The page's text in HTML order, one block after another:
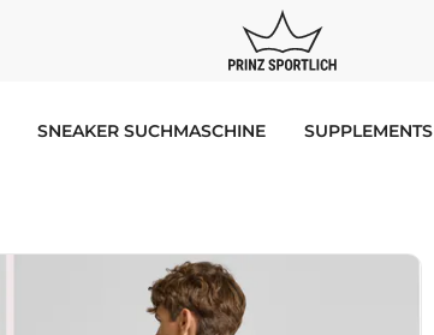
SNEAKER SUCHMASCHINE SUPPLEMENTS